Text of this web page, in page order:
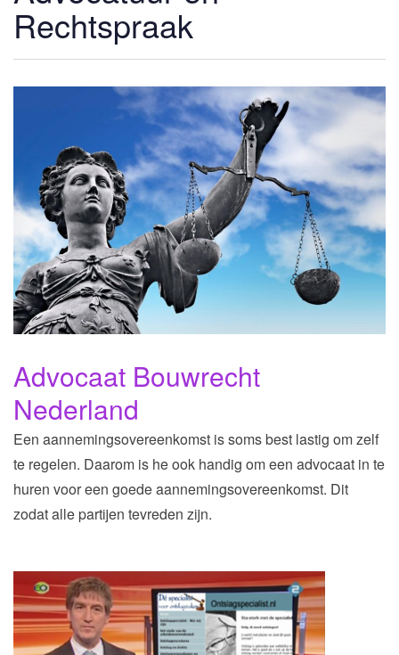
Rechtspraak
Advocaat Bouwrecht
Nederland
Een aannemingsovereenkomst is soms best lastig om zelf
te regelen. Daarom is he ook handig om een advocaat in te
huren voor een goede aannemingsovereenkomst. Dit
zodat alle partijen tevreden zijn.